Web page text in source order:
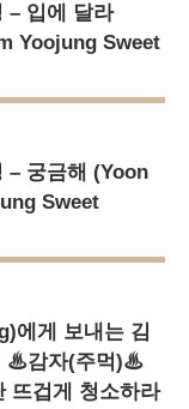
– 입에 달라
Yoojung Sweet
– 궁금해 (Yoon
Sweet
에게 보내는 김
♨감자(주먹)♨
뜨겁게 청소하라